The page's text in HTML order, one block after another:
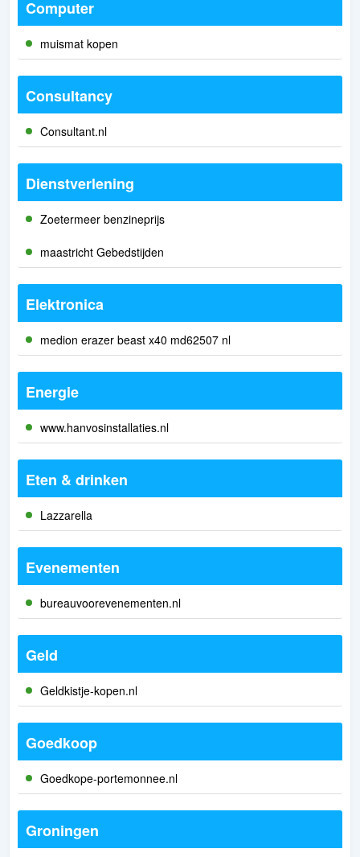
Computer
muismat kopen
Consultancy
Consultant.nl
Dienstverlening
Zoetermeer benzineprijs
maastricht Gebedstijden
Elektronica
medion erazer beast x40 md62507 nl
Energie
www.hanvosinstallaties.nl
Eten & drinken
Lazzarella
Evenementen
bureauvoorevenementen.nl
Geld
Geldkistje-kopen.nl
Goedkoop
Goedkope-portemonnee.nl
Groningen